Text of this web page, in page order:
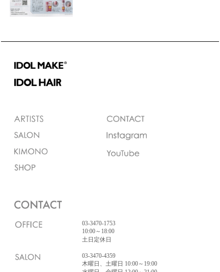
03-3470-1753
10:00～18:00
土日定休日
03-3470-4359
木曜日、土曜日 10:00～19:00